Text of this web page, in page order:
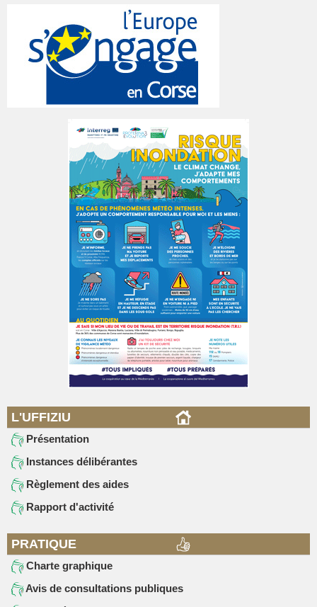
L'UFFIZIU
Présentation
Instances délibérantes
Règlement des aides
Rapport d'activité
PRATIQUE
Charte graphique
Avis de consultations publiques